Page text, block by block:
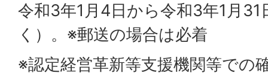
令和3年1月4日から令和3年1月31
く）。※郵送の場合は必着
※認定経営革新等支援機関等での